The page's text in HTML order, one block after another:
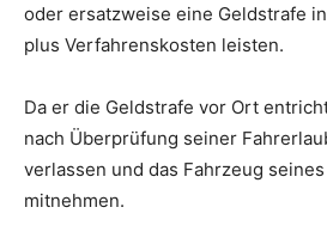
oder ersatzweise eine Geldstrafe
plus Verfahrenskosten leisten.
Da er die Geldstrafe vor Ort
nach Überprüfung seiner
verlassen und das Fahrzeug
mitnehmen.